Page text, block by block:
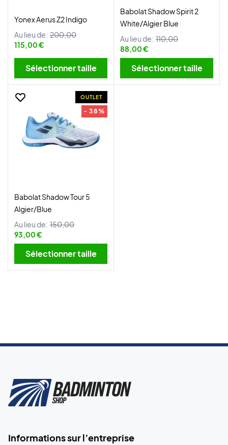
Yonex Aerus Z2 Indigo
Au lieu de: 200,00
115,00 €
Sélectionner taille
Babolat Shadow Spirit 2
White/Algier Blue
Au lieu de: 110,00
88,00 €
Sélectionner taille
OUTLET
- 38%
Babolat Shadow Tour 5
Algier/Blue
Au lieu de: 150,00
93,00 €
Sélectionner taille
Informations sur l’entreprise